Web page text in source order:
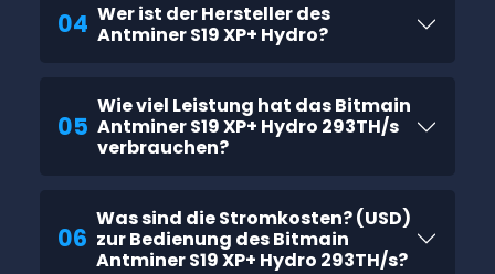
04 Wer ist der Hersteller des
Antminer S19 XP+ Hydro?
05
Wie viel Leistung hat das Bitmain
Antminer S19 XP+ Hydro 293TH/s
verbrauchen?
06
Was sind die Stromkosten? (USD)
zur Bedienung des Bitmain
Antminer S19 XP+ Hydro 293TH/s?